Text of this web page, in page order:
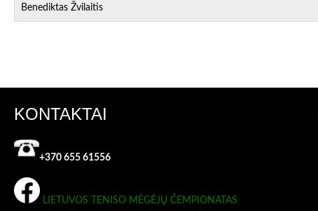
Benediktas Žvilaitis
KONTAKTAI
+370 655 61556
LIETUVOS TENISO MĖGĖJŲ ČEMPIONATAS